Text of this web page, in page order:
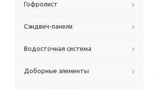
Гофролист
Сэндвич-панели
Водосточная система
Доборные элементы